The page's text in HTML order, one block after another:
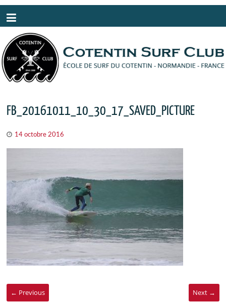
FB_20161011_10_30_17_SAVED_PICTURE
14 octobre 2016
← Previous Next →
Panneau de gestion des cookies